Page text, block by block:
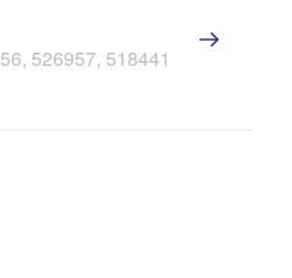
526957, 518441